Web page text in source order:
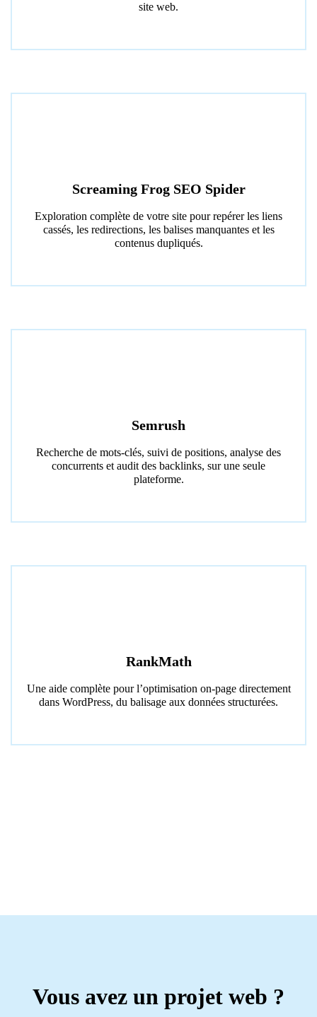
site web.
Screaming Frog SEO Spider
Exploration complète de votre site pour repérer les liens
cassés, les redirections, les balises manquantes et les
contenus dupliqués.
Semrush
Recherche de mots-clés, suivi de positions, analyse des
concurrents et audit des backlinks, sur une seule
plateforme.
RankMath
Une aide complète pour l’optimisation on-page directement
dans WordPress, du balisage aux données structurées.
Vous avez un projet web ?